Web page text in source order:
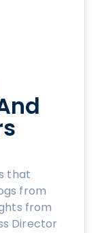
that
from
from
Director